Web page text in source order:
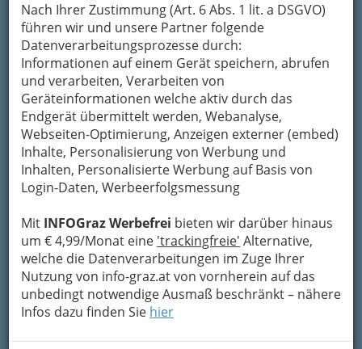
Nach Ihrer Zustimmung (Art. 6 Abs. 1 lit. a DSGVO)
führen wir und unsere Partner folgende
Datenverarbeitungsprozesse durch:
Informationen auf einem Gerät speichern, abrufen
und verarbeiten, Verarbeiten von
Geräteinformationen welche aktiv durch das
Endgerät übermittelt werden, Webanalyse,
Webseiten-Optimierung, Anzeigen externer (embed)
Inhalte, Personalisierung von Werbung und
Inhalten, Personalisierte Werbung auf Basis von
Login-Daten, Werbeerfolgsmessung
Mit INFOGraz Werbefrei bieten wir darüber hinaus
um € 4,99/Monat eine 'trackingfreie' Alternative,
welche die Datenverarbeitungen im Zuge Ihrer
Nutzung von info-graz.at von vornherein auf das
unbedingt notwendige Ausmaß beschränkt – nähere
Infos dazu finden Sie hier
Meine Email Adresse
Mein Betreff
Meine Nachricht
Meine Nachricht senden